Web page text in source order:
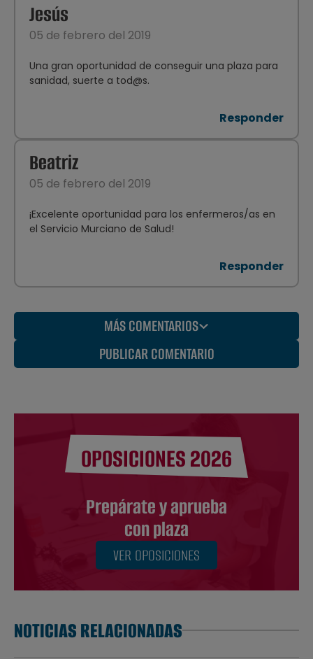
Jesús
05 de febrero del 2019
Una gran oportunidad de conseguir una plaza para
sanidad, suerte a tod@s.
Responder
Beatriz
05 de febrero del 2019
¡Excelente oportunidad para los enfermeros/as en
el Servicio Murciano de Salud!
Responder
MÁS COMENTARIOS
PUBLICAR COMENTARIO
OPOSICIONES 2026
Prepárate y aprueba
con plaza
VER OPOSICIONES
NOTICIAS RELACIONADAS